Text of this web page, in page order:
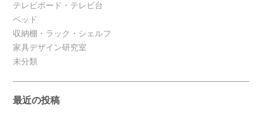
テレビボード・テレビ台
ベッド
収納棚・ラック・シェルフ
家具デザイン研究室
未分類
最近の投稿